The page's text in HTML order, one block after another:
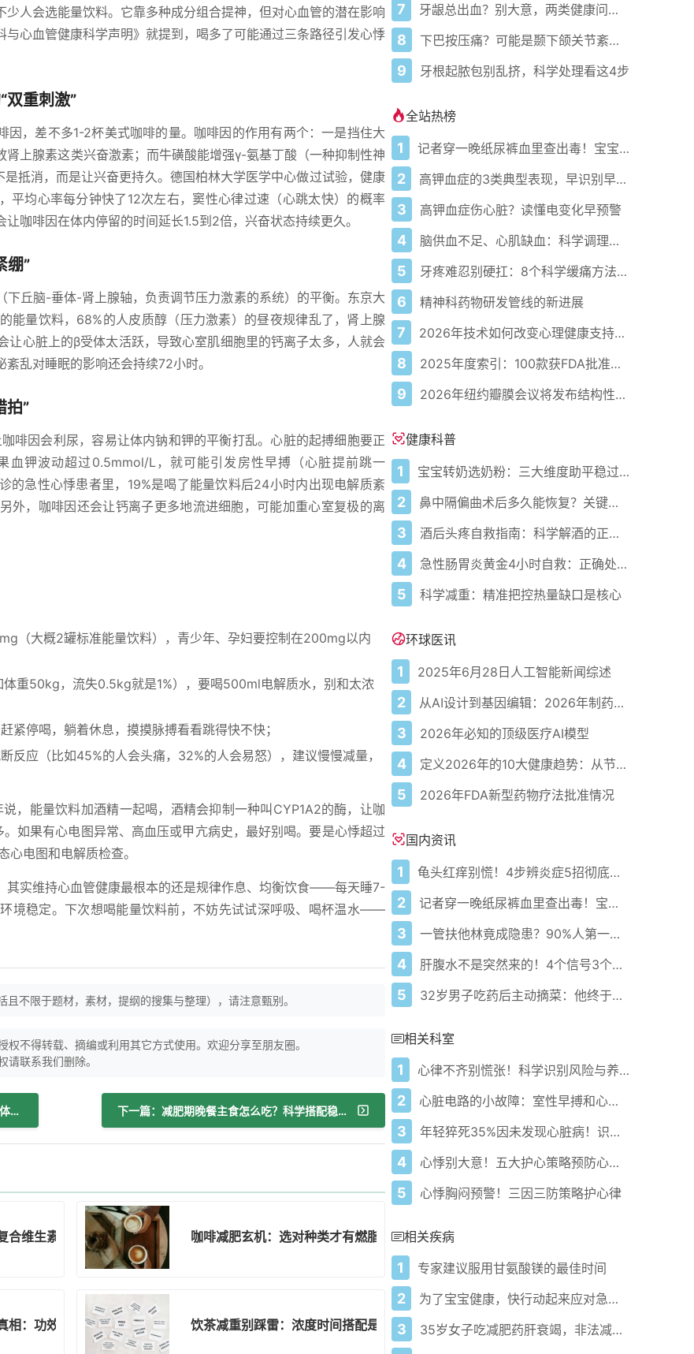
人会选能量饮料。它靠多种成分组合提神，但对心血管的潜在影响
心血管健康科学声明》就提到，喝多了可能通过三条路径引发心悸
双重刺激”
，差不多1-2杯美式咖啡的量。咖啡因的作用有两个：一是挡住大
上腺素这类兴奋激素；而牛磺酸能增强γ-氨基丁酸（一种抑制性神
抵消，而是让兴奋更持久。德国柏林大学医学中心做过试验，健康
平均心率每分钟快了12次左右，窦性心律过速（心跳太快）的概率
咖啡因在体内停留的时间延长1.5到2倍，兴奋状态持续更久。
绷”
下丘脑-垂体-肾上腺轴，负责调节压力激素的系统）的平衡。东京大
能量饮料，68%的人皮质醇（压力激素）的昼夜规律乱了，肾上腺
让心脏上的β受体太活跃，导致心室肌细胞里的钙离子太多，人就会
乱对睡眠的影响还会持续72小时。
拍”
啡因会利尿，容易让体内钠和钾的平衡打乱。心脏的起搏细胞要正
钾波动超过0.5mmol/L，就可能引发房性早搏（心脏提前跳一
的急性心悸患者里，19%是喝了能量饮料后24小时内出现电解质紊
外，咖啡因还会让钙离子更多地流进细胞，可能加重心室复极的离
（大概2罐标准能量饮料），青少年、孕妇要控制在200mg以内
体重50kg，流失0.5kg就是1%），要喝500ml电解质水，别和太浓
紧停喝，躺着休息，摸摸脉搏看看跳得快不快；
反应（比如45%的人会头痛，32%的人会易怒），建议慢慢减量，
，能量饮料加酒精一起喝，酒精会抑制一种叫CYP1A2的酶，让咖
如果有心电图异常、高血压或甲亢病史，最好别喝。要是心悸超过
电图和电解质检查。
其实维持心血管健康最根本的还是规律作息、均衡饮食——每天睡7-
境稳定。下次想喝能量饮料前，不妨先试试深呼吸、喝杯温水——
不限于题材，素材，提纲的搜集与整理），请注意甄别。
不得转载、摘编或利用其它方式使用。欢迎分享至朋友圈。
联系我们删除。
上一篇：减肥期间喝酸奶：选对方式才有助体重管理 下一篇：减肥期晚餐主食怎么吃？科学搭配稳血糖不反弹
合维生素科学补足6大健康需求 咖啡减肥玄机：选对种类才有燃脂效果？
相：功效与隐患全知道 饮茶减重别踩雷：浓度时间搭配是关键
7 牙龈总出血？别大意，两类健康问题预警
8 下巴按压痛？可能是颞下颌关节紊乱病
9 牙根起脓包别乱挤，科学处理看这4步
全站热榜
1 记者穿一晚纸尿裤血里查出毒！宝宝血液浓度竟是成人的5倍？
2 高钾血症的3类典型表现，早识别早干预
3 高钾血症伤心脏？读懂电变化早预警
4 脑供血不足、心肌缺血：科学调理全攻略
5 牙疼难忍别硬扛：8个科学缓痛方法收好
6 精神科药物研发管线的新进展
7 2026年技术如何改变心理健康支持的获取方式
8 2025年度索引：100款获FDA批准的AI驱动医疗设备
9 2026年纽约瓣膜会议将发布结构性心脏病最新研究成果
健康科普
1 宝宝转奶选奶粉：三大维度助平稳过渡
2 鼻中隔偏曲术后多久能恢复？关键看这几点
3 酒后头疼自救指南：科学解酒的正确打开方式
4 急性肠胃炎黄金4小时自救：正确处置与误区避坑关键
5 科学减重：精准把控热量缺口是核心
环球医讯
1 2025年6月28日人工智能新闻综述
2 从AI设计到基因编辑：2026年制药领域重大突破
3 2026年必知的顶级医疗AI模型
4 定义2026年的10大健康趋势：从节律健康到冷热交替疗法
5 2026年FDA新型药物疗法批准情况
国内资讯
1 龟头红痒别慌！4步辨炎症5招彻底防复发
2 记者穿一晚纸尿裤血里查出毒！宝宝血液浓度竟是成人的5倍？
3 一管扶他林竟成隐患？90%人第一步就错了！
4 肝腹水不是突然来的！4个信号3个管理要点别等肚子鼓起来
5 32岁男子吃药后主动摘菜：他终于活过来了？
相关科室
1 心律不齐别慌张！科学识别风险与养护方案
2 心脏电路的小故障：室性早搏和心律失常的区别
3 年轻猝死35%因未发现心脏病！识别信号+急救3步走
4 心悸别大意！五大护心策略预防心律异常风险
5 心悸胸闷预警！三因三防策略护心律
相关疾病
1 专家建议服用甘氨酸镁的最佳时间
2 为了宝宝健康，快行动起来应对急性肠胃炎高烧！
3 35岁女子吃减肥药肝衰竭，非法减肥药危害咋这么大？